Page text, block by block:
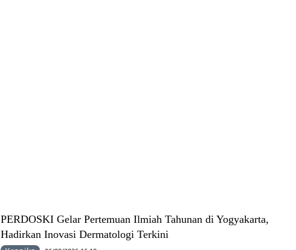
PERDOSKI Gelar Pertemuan Ilmiah Tahunan di Yogyakarta,
Hadirkan Inovasi Dermatologi Terkini